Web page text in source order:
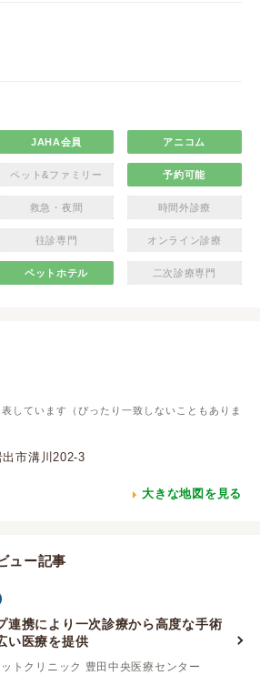
JAHA会員 アニコム
ペット&ファミリー 予約可能
救急・夜間 時間外診療
往診専門 オンライン診療
ペットホテル 二次診療専門
しています（ぴったり一致しないこともありま
市溝川202-3
大きな地図を見る
ュー記事
連携により一次診療から高度な手術
い医療を提供
トクリニック 豊田中央医療センター